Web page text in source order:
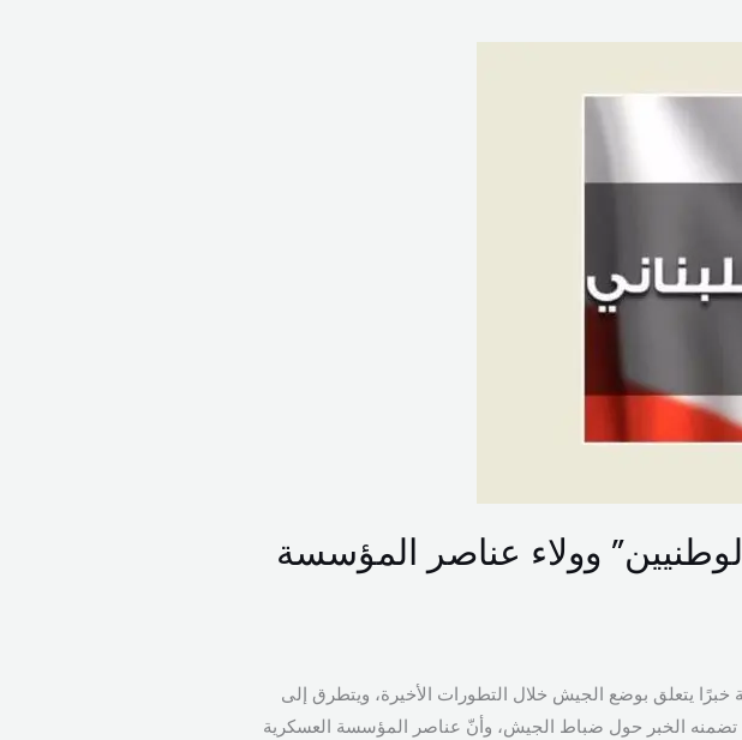
وولاء عناصر المؤسسة
يتعلق بوضع الجيش خلال التطورات الأخيرة، ويتطرق إلى
تضمنه الخبر حول ضباط الجيش، وأنّ عناصر المؤسسة العسكرية